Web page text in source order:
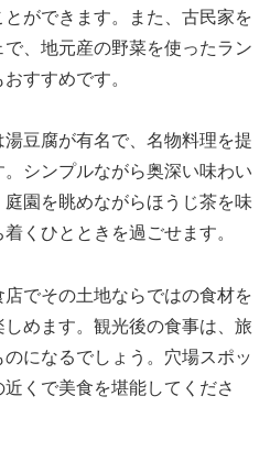
ができます。また、古民家を
、地元産の野菜を使ったラン
すすめです。
豆腐が有名で、名物料理を提
シンプルながら奥深い味わい
園を眺めながらほうじ茶を味
くひとときを過ごせます。
でその土地ならではの食材を
めます。観光後の食事は、旅
になるでしょう。穴場スポッ
くで美食を堪能してくださ